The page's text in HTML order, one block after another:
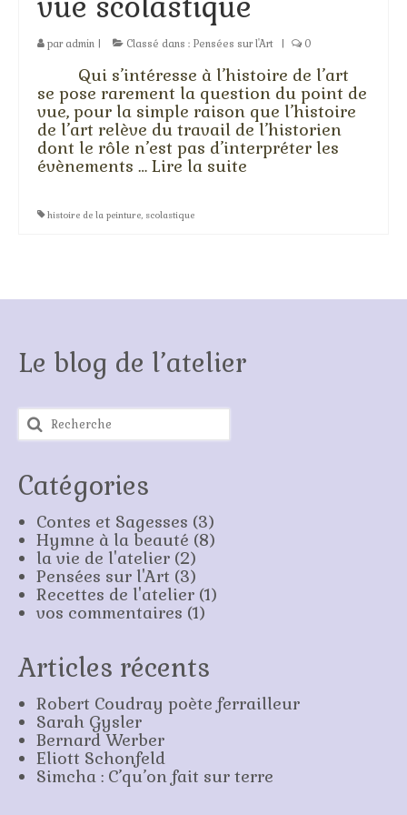
Stage technique
L’atelier du compagnon
Stage technique 2
Stage pose de l’or
Stage couleurs 2
Peinture et Thérapie
Stage plein air
Présentation
Calendrier
Voyages
Contact
Livres et DVD
Commande de portraits
Commande de fresques
Commande d’icônes
par admin | Classé dans : Pensées sur l'Art | 0
Qui s’intéresse à l’histoire de l’art
se pose rarement la question du point de
vue, pour la simple raison que l’histoire
de l’art relève du travail de l’historien
dont le rôle n’est pas d’interpréter les
évènements … Lire la suite­­
histoire de la peinture, scolastique
Le blog de l’atelier
Rechercher
:
Catégories
Contes et Sagesses (3)
Hymne à la beauté (8)
la vie de l'atelier (2)
Pensées sur l'Art (3)
Recettes de l'atelier (1)
vos commentaires (1)
Articles récents
Robert Coudray poète ferrailleur
Sarah Gysler
Bernard Werber
Eliott Schonfeld
Simcha : C’qu’on fait sur terre